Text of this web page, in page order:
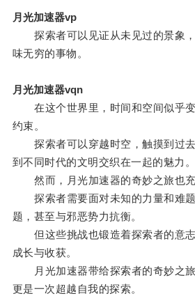
月光加速器vp
探索者可以见证从未见过的景象，
味无穷的事物。
月光加速器vqn
在这个世界里，时间和空间似乎变
约束。
探索者可以穿越时空，触摸到过去
到不同时代的文明交织在一起的魅力。
然而，月光加速器的奇妙之旅也充
探索者需要面对未知的力量和难题
题，甚至与邪恶势力抗衡。
但这些挑战也锻造着探索者的意志
成长与收获。
月光加速器带给探索者的奇妙之旅
更是一次超越自我的探索。